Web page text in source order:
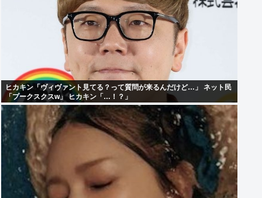
ヒカキン「ヴィヴァント見てる？って質問が来るんだけど…」 ネット民
「プークスクスw」 ヒカキン「…！？」